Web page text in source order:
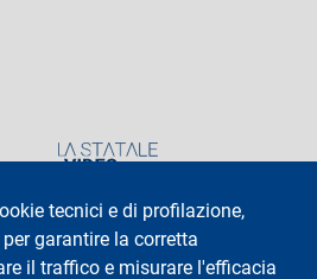
tecnici e di profilazione,
garantire la corretta
il traffico e misurare l'efficacia